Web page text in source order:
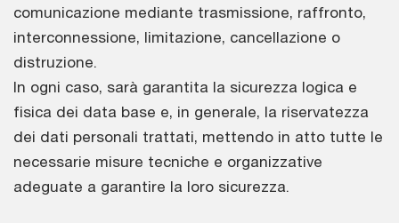
comunicazione mediante trasmissione, raffronto,
interconnessione, limitazione, cancellazione o
distruzione.
In ogni caso, sarà garantita la sicurezza logica e
fisica dei data base e, in generale, la riservatezza
dei dati personali trattati, mettendo in atto tutte le
necessarie misure tecniche e organizzative
adeguate a garantire la loro sicurezza.